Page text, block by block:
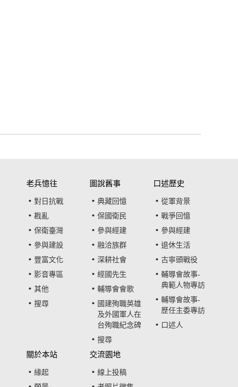
老兵憶往
對日抗戰
戡亂
保衛臺灣
參與建設
豐富文化
影音專區
其他
搜尋
圖說舊事
典藏回憶
保國衛民
參與經建
融洽族群
深耕社會
經國先生
輔導會會歌
國建殉職英雄
及外國軍人在
台殉職紀念碑
搜尋
口述歷史
從軍背景
戰爭回憶
參與經建
退休生活
古寧頭戰役
輔導會故事-
典範人物專訪
輔導會故事-
歷任主委專訪
口述人
關於本站
緣起
交流園地
線上投稿